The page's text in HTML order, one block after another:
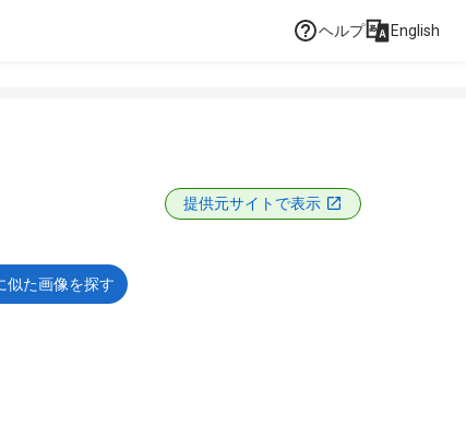
ヘルプ English
提供元サイトで表示
似た画像を探す